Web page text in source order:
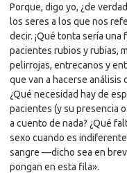
Porque, digo yo, ¿de
los seres a los que nos
decir. ¡Qué tonta sería una
pacientes rubios y rubias,
pelirrojas, entrecanos y
que van a hacerse análisis
¿Qué necesidad hay de
pacientes (y su presencia
a cuento de nada? ¿Qué
sexo cuando es
sangre —dicho sea en
pongan en esta fila».